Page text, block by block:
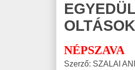
NÉPSZAVA
Szerző: SZALAI